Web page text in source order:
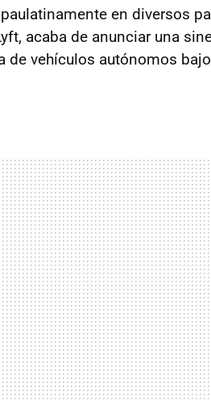
en diversos
acaba de anunciar una
de vehículos autónomos bajo